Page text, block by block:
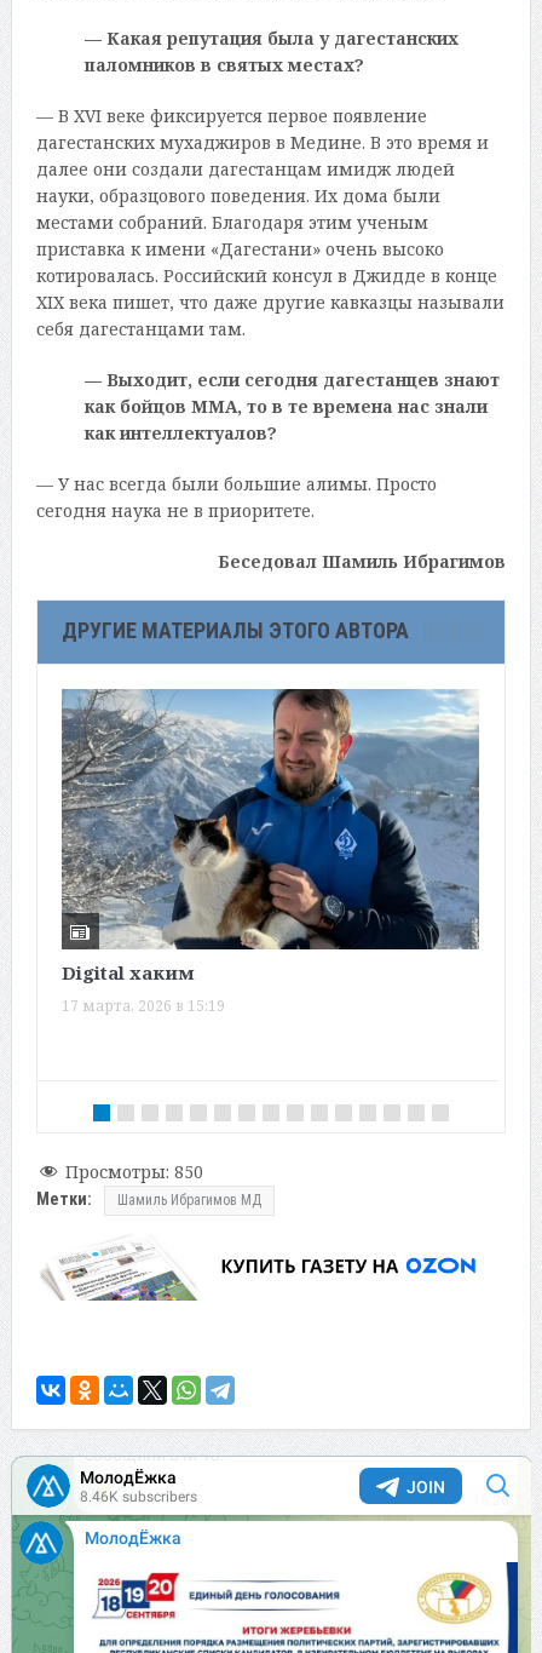
— Какая репутация была у дагестанских
паломников в святых местах?
— В XVI веке фиксируется первое появление
дагестанских мухаджиров в Медине. В это время и
далее они создали дагестанцам имидж людей
науки, образцового поведения. Их дома были
местами собраний. Благодаря этим ученым
приставка к имени «Дагестани» очень высоко
котировалась. Российский консул в Джидде в конце
XIX века пишет, что даже другие кавказцы называли
себя дагестанцами там.
— Выходит, если сегодня дагестанцев знают
как бойцов ММА, то в те времена нас знали
как интеллектуалов?
— У нас всегда были большие алимы. Просто
сегодня наука не в приоритете.
Беседовал Шамиль Ибрагимов
ДРУГИЕ МАТЕРИАЛЫ ЭТОГО АВТОРА
Digital хаким
17 марта, 2026 в 15:19
Просмотры: 850
Метки: Шамиль Ибрагимов МД